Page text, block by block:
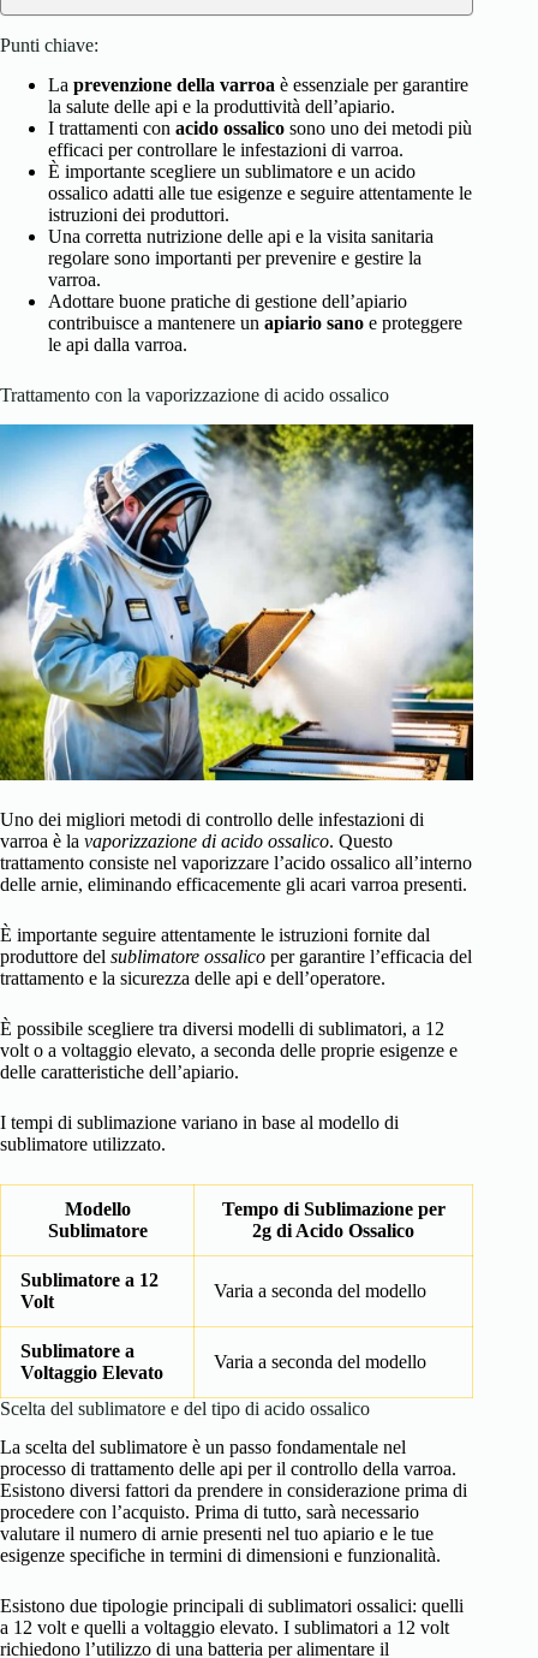
Punti chiave:
La prevenzione della varroa è essenziale per garantire
la salute delle api e la produttività dell’apiario.
I trattamenti con acido ossalico sono uno dei metodi più
efficaci per controllare le infestazioni di varroa.
È importante scegliere un sublimatore e un acido
ossalico adatti alle tue esigenze e seguire attentamente le
istruzioni dei produttori.
Una corretta nutrizione delle api e la visita sanitaria
regolare sono importanti per prevenire e gestire la
varroa.
Adottare buone pratiche di gestione dell’apiario
contribuisce a mantenere un apiario sano e proteggere
le api dalla varroa.
Trattamento con la vaporizzazione di acido ossalico
Uno dei migliori metodi di controllo delle infestazioni di
varroa è la vaporizzazione di acido ossalico. Questo
trattamento consiste nel vaporizzare l’acido ossalico all’interno
delle arnie, eliminando efficacemente gli acari varroa presenti.
È importante seguire attentamente le istruzioni fornite dal
produttore del sublimatore ossalico per garantire l’efficacia del
trattamento e la sicurezza delle api e dell’operatore.
È possibile scegliere tra diversi modelli di sublimatori, a 12
volt o a voltaggio elevato, a seconda delle proprie esigenze e
delle caratteristiche dell’apiario.
I tempi di sublimazione variano in base al modello di
sublimatore utilizzato.
Modello
Sublimatore
Tempo di Sublimazione per
2g di Acido Ossalico
Sublimatore a 12
Volt
Varia a seconda del modello
Sublimatore a
Voltaggio Elevato
Varia a seconda del modello
Scelta del sublimatore e del tipo di acido ossalico
La scelta del sublimatore è un passo fondamentale nel
processo di trattamento delle api per il controllo della varroa.
Esistono diversi fattori da prendere in considerazione prima di
procedere con l’acquisto. Prima di tutto, sarà necessario
valutare il numero di arnie presenti nel tuo apiario e le tue
esigenze specifiche in termini di dimensioni e funzionalità.
Esistono due tipologie principali di sublimatori ossalici: quelli
a 12 volt e quelli a voltaggio elevato. I sublimatori a 12 volt
richiedono l’utilizzo di una batteria per alimentare il